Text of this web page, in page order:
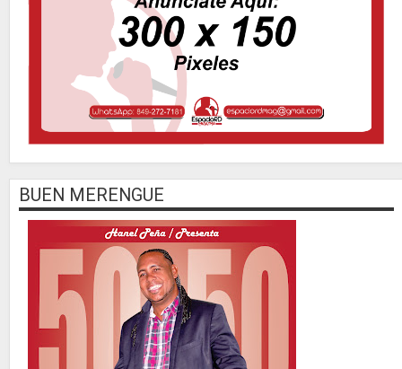
BUEN MERENGUE